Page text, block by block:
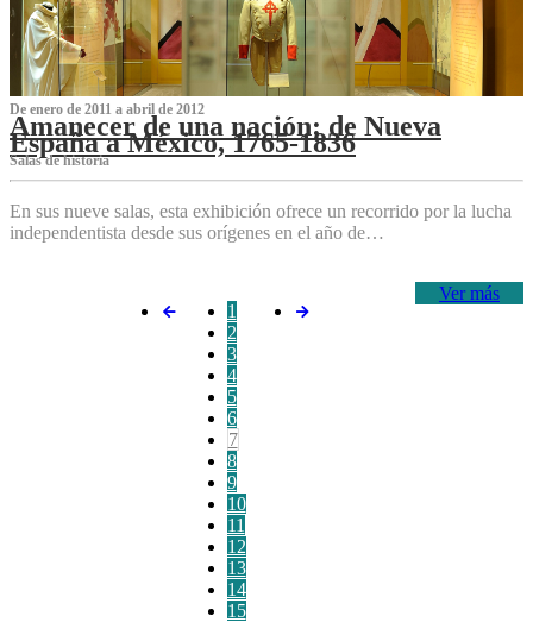
De enero de 2011 a abril de 2012
Amanecer de una nación: de Nueva
España a México, 1765-1836
Salas de historia
En sus nueve salas, esta exhibición ofrece un recorrido por la lucha
independentista desde sus orígenes en el año de…
Ver más
1
2
3
4
5
6
7
8
9
10
11
12
13
14
15